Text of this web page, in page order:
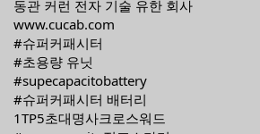
동관 커런 전자 기술 유한 회사
www.cucab.com
#슈퍼커패시터
#초용량 유닛
#supecapacitobattery
#슈퍼커패시터 배터리
1TP5초대명사크로스워드